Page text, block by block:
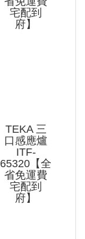
宅配到
府】
TEKA 三
口感應爐
ITF-
65320【全
省免運費
宅配到
府】